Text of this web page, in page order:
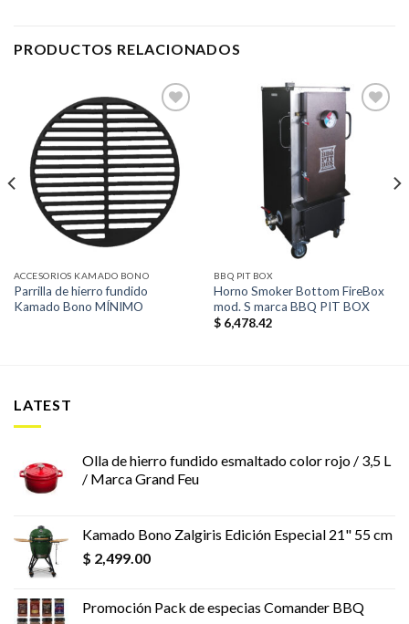
PRODUCTOS RELACIONADOS
Añadir
a la
lista de
deseos
ACCESORIOS KAMADO BONO
Parrilla de hierro fundido
Kamado Bono MÍNIMO
deseos
BBQ PIT BOX
Horno Smoker Bottom FireBox
mod. S marca BBQ PIT BOX
$6,478.42
LATEST
Olla de hierro fundido esmaltado color rojo / 3,5 L
/ Marca Grand Feu
Kamado Bono Zalgiris Edición Especial 21" 55 cm
$ 2,499.00
Promoción Pack de especias Comander BBQ